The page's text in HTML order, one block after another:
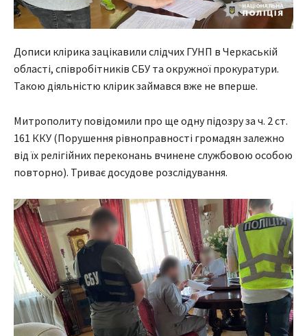
Дописи клірика зацікавили слідчих ГУНП в Черкаській
області, співробітників СБУ та окружної прокуратури.
Такою діяльністю клірик займався вже не вперше.
Митрополиту повідомили про ще одну підозру за ч. 2 ст.
161 ККУ (Порушення рівноправності громадян залежно
від їх релігійних переконань вчинене службовою особою
повторно). Триває досудове розслідування.